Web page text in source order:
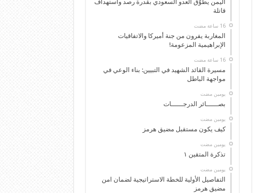
اليمن يطوّق العدو السعودي بقدرة رصد واستهداف
قاتلة
‏16 ساعة مضت
المغاربة يفرون من جنة أميركا والاتفاقيات
الإبراهيمية المزعومة!
‏16 ساعة مضت
مسيرة القائد الشهيد في التبيين: بناء الوعي في
مواجهة الباطل
‏يومين مضت
بصــــــائر الدرجــــــات
‏يومين مضت
كيف يكون مستقبل مضيق هرمز
‏يومين مضت
تذكرة المتقين ١
‏يومين مضت
التفاصيل الأولية للخطة الاستراتيجية لضمان امن
مضيق هرمز